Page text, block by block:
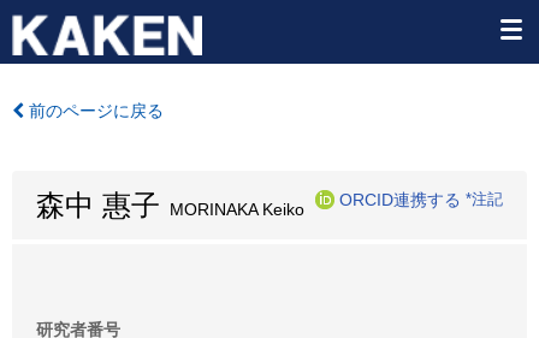
前のページに戻る
森中 惠子 MORINAKA Keiko
ORCID連携する *注記
研究者番号